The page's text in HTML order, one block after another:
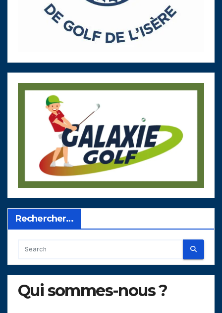
Rechercher…
Qui sommes-nous ?